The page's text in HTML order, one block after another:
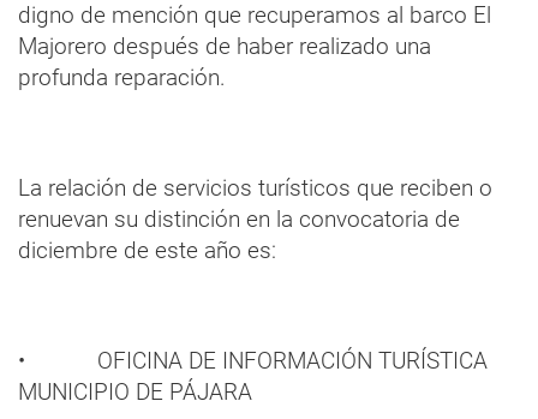
digno de mención que recuperamos al barco El
Majorero después de haber realizado una
profunda reparación.
La relación de servicios turísticos que reciben o
renuevan su distinción en la convocatoria de
diciembre de este año es:
• OFICINA DE INFORMACIÓN TURÍSTICA
MUNICIPIO DE PÁJARA